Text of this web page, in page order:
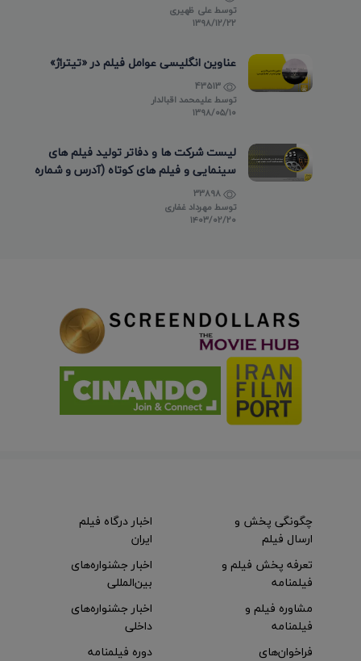
توسطعلی ظهیری
۱۳۹۸/۱۲/۲۲
عناوین انگلیسی عوامل فیلم در «تیتراژ»
توسطعلیمحمد اقبالدار
۱۳۹۸/۰۵/۱۰
لیست شرکت ها و دفاتر تولید فیلم های
سینمایی و فیلم های کوتاه (آدرس و شماره
تماس)
توسط مهرداد غفاری
۱۴۰۳/۰۲/۲۰
چگونگی پخش و
ارسال فیلم
تعرفه پخش فیلم و
فیلمنامه
مشاوره فیلم و
فیلمنامه
اخبار درگاه فیلم
ایران
اخبار جشنواره‌های
بین‌المللی
اخبار جشنواره‌های
داخلی
فراخوان‌های
دوره فیلمنامه